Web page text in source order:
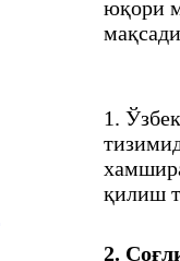
юқори
1.
қилиш
2.